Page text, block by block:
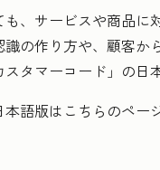
も、サービスや商品
の作り方や、顧客か
タマーコード」の日
語版はこちらのペー